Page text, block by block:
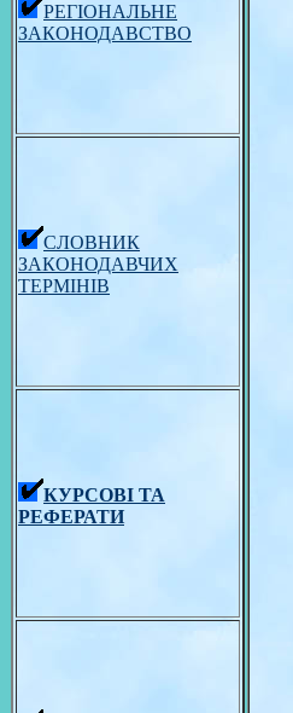
РЕГІОНАЛЬНЕ
ЗАКОНОДАВСТВО
СЛОВНИК
ЗАКОНОДАВЧИХ
ТЕРМІНІВ
КУРСОВІ ТА
РЕФЕРАТИ